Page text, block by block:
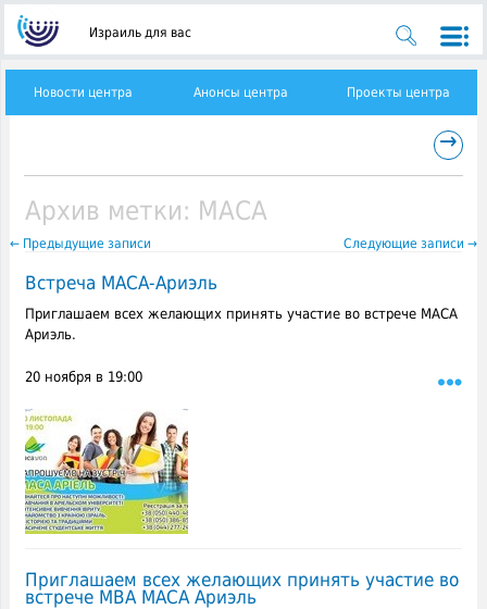
Израиль для вас
Новости центра Анонсы центра Проекты центра
→
Архив метки: МАСА
←Предыдущие записи Следующие записи→
Встреча МАСА-Ариэль
Приглашаем всех желающих принять участие во встрече МАСА
Ариэль.
20 ноября в 19:00
Приглашаем всех желающих принять участие во
встрече МВА МАСА Ариэль